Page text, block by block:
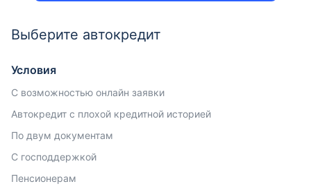
Выберите автокредит
Условия
С возможностью онлайн заявки
Автокредит с плохой кредитной историей
По двум документам
С господдержкой
Пенсионерам